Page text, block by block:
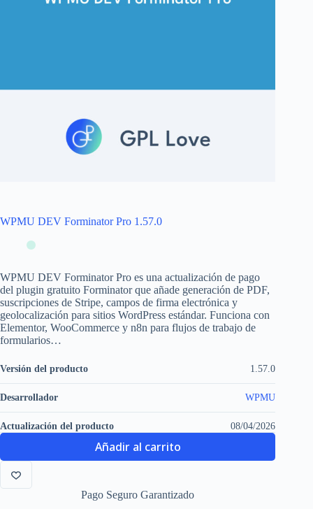
WPMU DEV Forminator Pro 1.57.0
WPMU DEV Forminator Pro es una actualización de pago
del plugin gratuito Forminator que añade generación de PDF,
suscripciones de Stripe, campos de firma electrónica y
geolocalización para sitios WordPress estándar. Funciona con
Elementor, WooCommerce y n8n para flujos de trabajo de
formularios…
Versión del producto 1.57.0
Desarrollador WPMU
Actualización del producto 08/04/2026
Añadir al carrito
Pago Seguro Garantizado